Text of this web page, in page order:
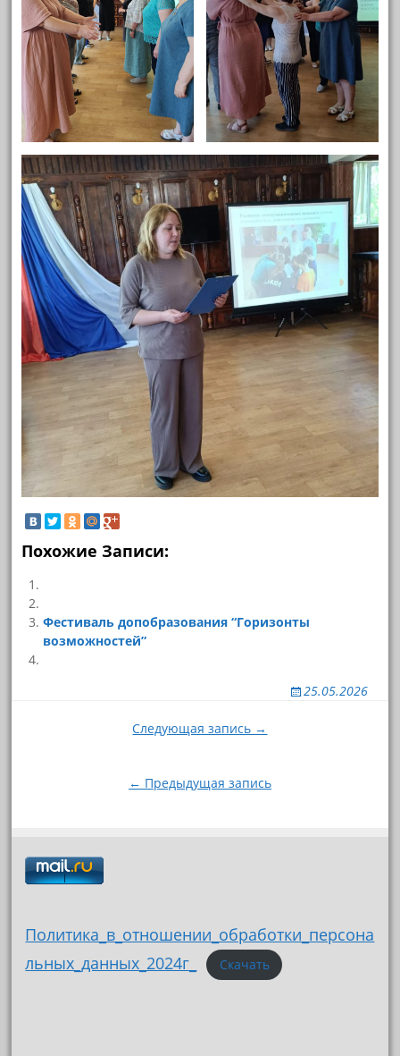
Похожие Записи:
Фестиваль допобразования “Горизонты
возможностей”
25.05.2026
Следующая запись →
← Предыдущая запись
Политика_в_отношении_обработки_персона
льных_данных_2024г_
Скачать